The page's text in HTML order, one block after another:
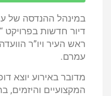
עמרם.
מדובר באירוע יוצא
המקצועיים והיזמים,